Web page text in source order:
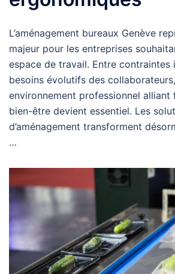
L’aménagement bureaux Genève
majeur pour les entreprises
espace de travail. Entre contraintes
besoins évolutifs des
environnement professionnel
bien-être devient essentiel. Les
d’aménagement transforment
…